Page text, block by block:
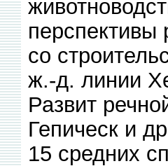
перспективы
со
ж.-д. линии
Развит
Гепическ и
15 средних